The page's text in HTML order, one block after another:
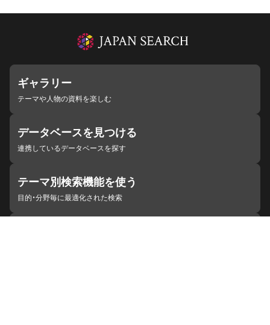
ギャラリー
テーマや人物の資料を楽しむ
データベースを見つける
連携しているデータベースを探す
テーマ別検索機能を使う
目的・分野毎に最適化された検索